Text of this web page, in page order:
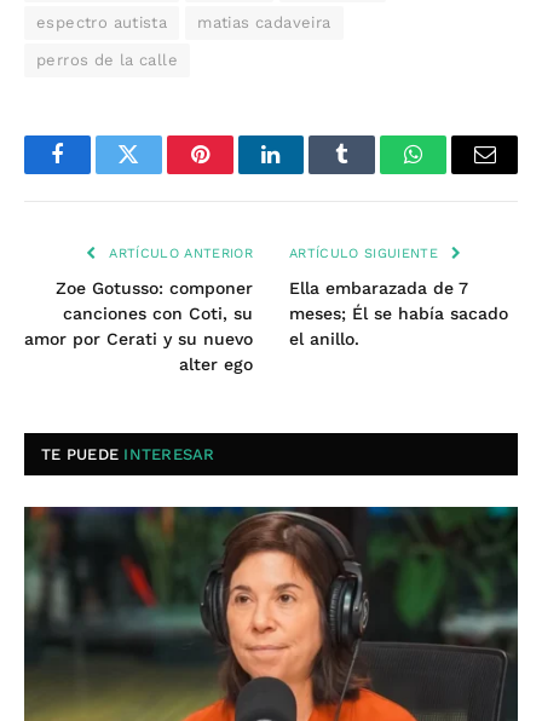
espectro autista matias cadaveira
perros de la calle
FacebookTwitter PinterestLinkedInTumblr WhatsAppEmail
ARTÍCULO ANTERIOR
Zoe Gotusso: componer
canciones con Coti, su
amor por Cerati y su nuevo
alter ego
ARTÍCULO SIGUIENTE
Ella embarazada de 7
meses; Él se había sacado
el anillo.
TE PUEDE INTERESAR